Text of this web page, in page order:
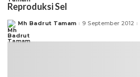
Reproduksi Sel
Posted
by
Mh Badrut Tamam 9 September 2012